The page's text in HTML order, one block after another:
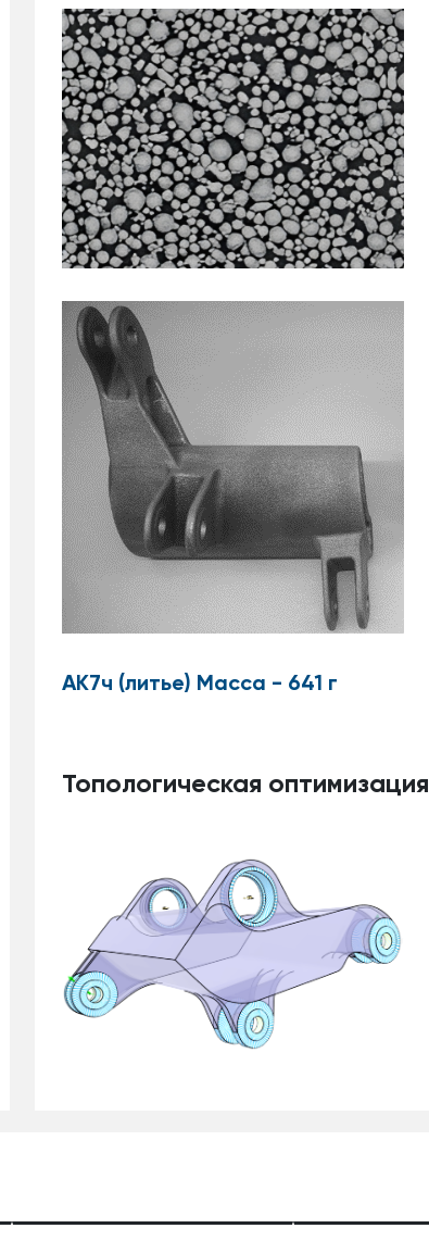
АК7ч (литье) Масса - 641 г
Топологическая оптимизация